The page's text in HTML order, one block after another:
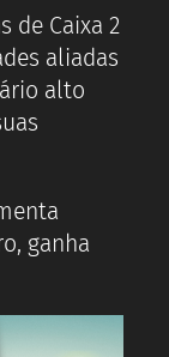
de Caixa 2
aliadas
alto
ganha